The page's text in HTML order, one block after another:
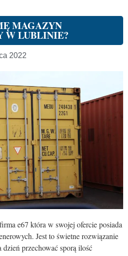
MAGAZYN
W LUBLINIE?
2022
e67 która w swojej ofercie posiada
Jest to świetne rozwiązanie
przechować sporą ilość